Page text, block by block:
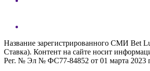
Название зарегистрированного СМИ Bet
Ставка). Контент на сайте носит
Рег. № Эл № ФС77-84852 от 01 марта 2023